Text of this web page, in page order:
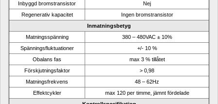
Inbyggd bromstransistor
Nej
Regenerativ kapacitet
Ingen bromstransistor
Inmatningsbetyg
Matningsspänning
380 – 480VAC± 10%
Spänningsfluktuationer
+/- 10 %
Obalans fas
max 3 % tillåtet
Förskjutningsfaktor
> 0,98
Matningsfrekvens
48 – 62Hz
Effektcykler
max 120 per timme, jämnt fördelade